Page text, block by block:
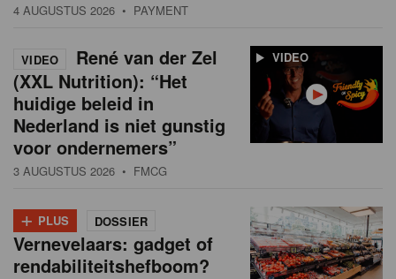
4 AUGUSTUS 2026 • PAYMENT
VIDEO
VIDEO
René van der Zel
(XXL Nutrition): “Het
huidige beleid in
Nederland is niet gunstig
voor ondernemers”
3 AUGUSTUS 2026 • FMCG
+ PLUS DOSSIER
Vernevelaars: gadget of
rendabiliteitshefboom?